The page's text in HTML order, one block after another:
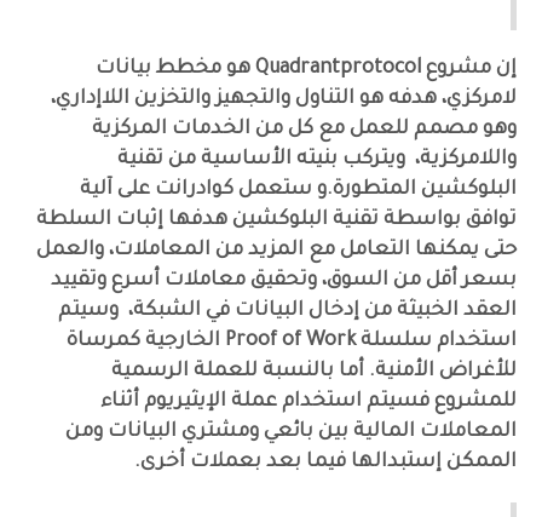
إن مشروع Quadrantprotocol هو مخطط بيانات
لامركزي، هدفه هو التناول والتجهيز والتخزين اللاإداري،
وهو مصمم للعمل مع كل من الخدمات المركزية
واللامركزية، ويتركب بنيته الأساسية من تقنية
البلوكشين المتطورة.و ستعمل كوادرانت على آلية
توافق بواسطة تقنية البلوكشين هدفها إثبات السلطة
حتى يمكنها التعامل مع المزيد من المعاملات، والعمل
بسعر أقل من السوق، وتحقيق معاملات أسرع وتقييد
العقد الخبيثة من إدخال البيانات في الشبكة، وسيتم
استخدام سلسلة Proof of Work الخارجية كمرساة
للأغراض الأمنية. أما بالنسبة للعملة الرسمية
للمشروع فسيتم استخدام عملة الإيثيريوم أثناء
المعاملات المالية بين بائعي ومشتري البيانات ومن
الممكن إستبدالها فيما بعد بعملات أخرى.